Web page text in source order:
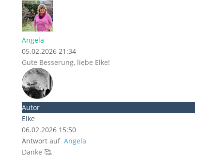
Angela
05.02.2026 21:34
Gute Besserung, liebe Elke!
Autor
Elke
06.02.2026 15:50
Antwort auf Angela
Danke 🥰.